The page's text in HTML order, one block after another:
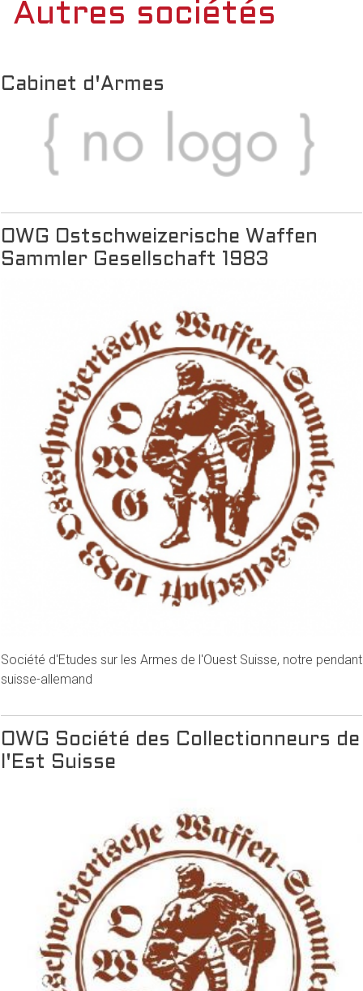
Autres sociétés
Cabinet d'Armes
OWG Ostschweizerische Waffen
Sammler Gesellschaft 1983
Société d'Etudes sur les Armes de l'Ouest Suisse, notre pendant
suisse-allemand
OWG Société des Collectionneurs de
l'Est Suisse